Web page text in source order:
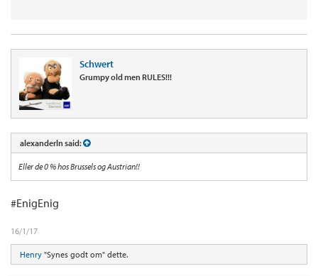
Schwert
Grumpy old men RULES!!!
alexanderln said:
Eller de 0 % hos Brussels og Austrian!!
#EnigEnig
16/1/17
Henry "Synes godt om" dette.